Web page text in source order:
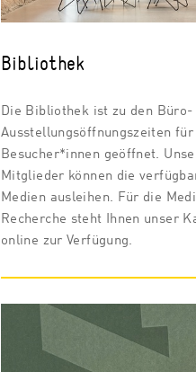
Bibliothek
Die Bibliothek ist zu den Büro-
Ausstellungsöffnungszeiten für
Besucher*innen geöffnet.
Mitglieder können die
Medien ausleihen. Für die
Recherche steht Ihnen unser
online zur Verfügung.